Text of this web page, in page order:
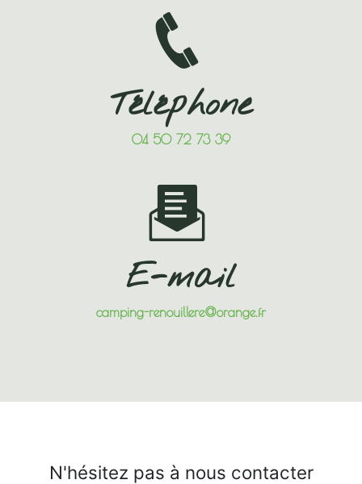
Téléphone
04 50 72 73 39
E-mail
camping-renouillere@orange.fr
N'hésitez pas à nous contacter